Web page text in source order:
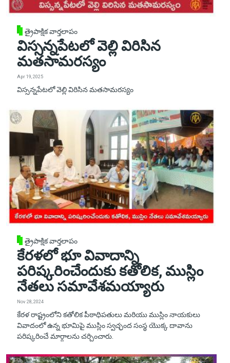
త్రైపాక్షిక వార్తలాపం
విస్సన్నపేటలో వెల్లి విరిసిన
మతసామరస్యం
Apr 19, 2025
విస్సన్నపేటలో వెల్లి విరిసిన మతసామరస్యం
త్రైపాక్షిక వార్తలాపం
కేరళలో భూ వివాదాన్ని
పరిష్కరించేందుకు కతోలిక, ముస్లిం
నేతలు సమావేశమయ్యారు
Nov 28, 2024
కేరళ రాష్ట్రంలోని కతోలిక పీఠాధిపతులు మరియు ముస్లిం నాయకులు
వివాదంలో ఉన్న భూమిపై ముస్లిం స్వచ్ఛంద సంస్థ యొక్క దావాను
పరిష్కరించే మార్గాలను చర్చించారు.